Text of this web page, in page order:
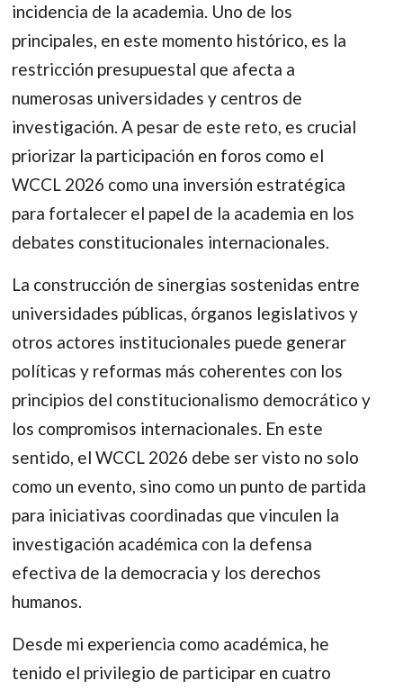
incidencia de la academia. Uno de los
principales, en este momento histórico, es la
restricción presupuestal que afecta a
numerosas universidades y centros de
investigación. A pesar de este reto, es crucial
priorizar la participación en foros como el
WCCL 2026 como una inversión estratégica
para fortalecer el papel de la academia en los
debates constitucionales internacionales.
La construcción de sinergias sostenidas entre
universidades públicas, órganos legislativos y
otros actores institucionales puede generar
políticas y reformas más coherentes con los
principios del constitucionalismo democrático y
los compromisos internacionales. En este
sentido, el WCCL 2026 debe ser visto no solo
como un evento, sino como un punto de partida
para iniciativas coordinadas que vinculen la
investigación académica con la defensa
efectiva de la democracia y los derechos
humanos.
Desde mi experiencia como académica, he
tenido el privilegio de participar en cuatro